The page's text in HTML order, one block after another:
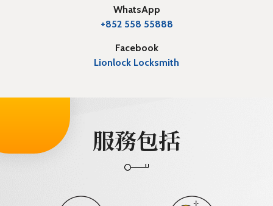
WhatsApp
+852 558 55888
Facebook
Lionlock Locksmith
服務包括